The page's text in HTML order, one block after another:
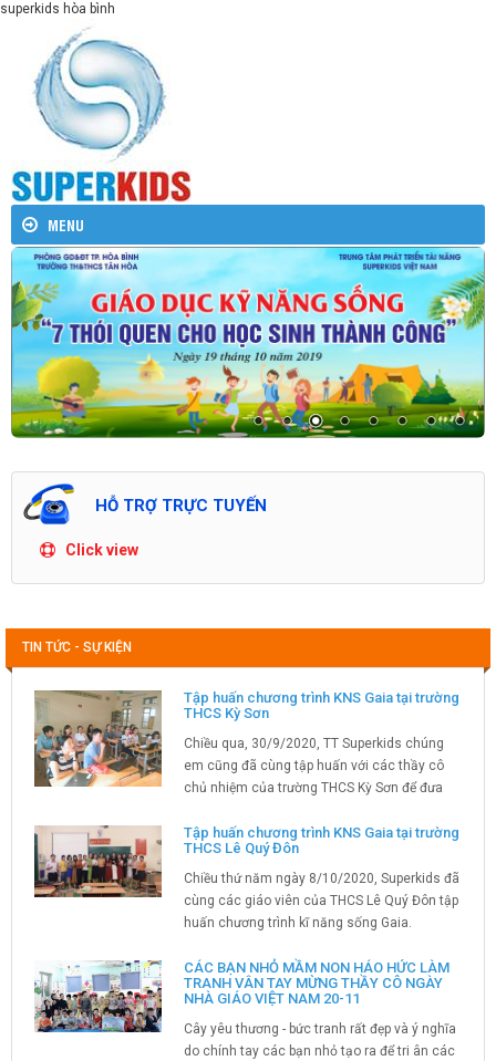
superkids hòa bình
MENU
HỖ TRỢ TRỰC TUYẾN
Click view
TIN TỨC - SỰ KIỆN
Tập huấn chương trình KNS Gaia tại trường
THCS Kỳ Sơn
Chiều qua, 30/9/2020, TT Superkids chúng
em cũng đã cùng tập huấn với các thầy cô
chủ nhiệm của trường THCS Kỳ Sơn để đưa
tập huấn rất nhiều niềm vui và tiếng cười rộn
rã.
Tập huấn chương trình KNS Gaia tại trường
THCS Lê Quý Đôn
Chiều thứ năm ngày 8/10/2020, Superkids đã
cùng các giáo viên của THCS Lê Quý Đôn tập
huấn chương trình kĩ năng sống Gaia.
CÁC BẠN NHỎ MẦM NON HÁO HỨC LÀM
TRANH VÂN TAY MỪNG THẦY CÔ NGÀY
NHÀ GIÁO VIỆT NAM 20-11
Cây yêu thương - bức tranh rất đẹp và ý nghĩa
do chính tay các bạn nhỏ tạo ra để tri ân các